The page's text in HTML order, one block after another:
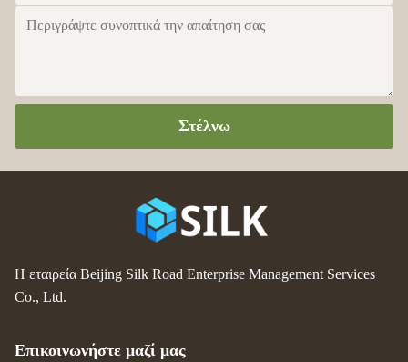
Στέλνω
Η εταιρεία Beijing Silk Road Enterprise Management Services
Co., Ltd.
Επικοινωνήστε μαζί μας